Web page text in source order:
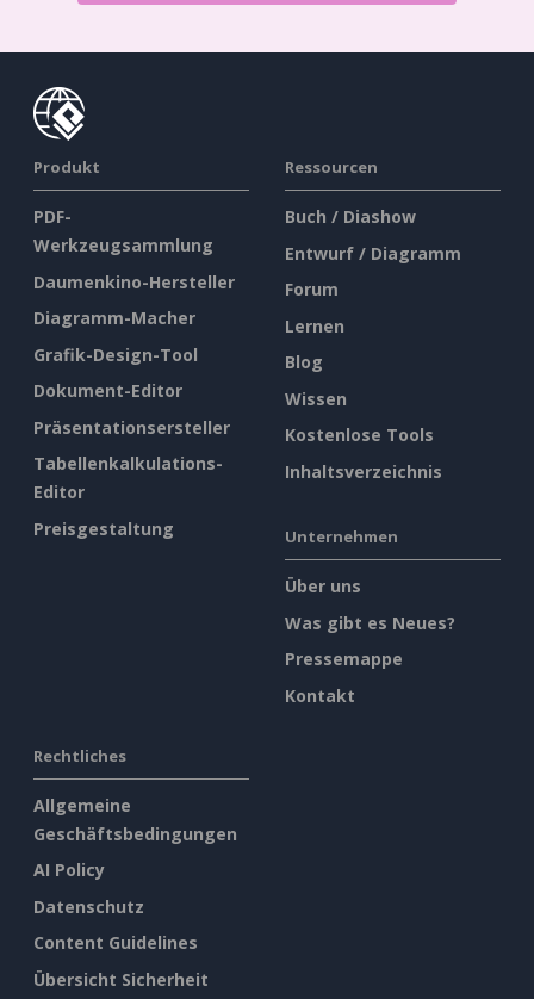
Produkt
PDF-
Werkzeugsammlung
Daumenkino-Hersteller
Diagramm-Macher
Grafik-Design-Tool
Dokument-Editor
Präsentationsersteller
Tabellenkalkulations-
Editor
Preisgestaltung
Ressourcen
Buch / Diashow
Entwurf / Diagramm
Forum
Lernen
Blog
Wissen
Kostenlose Tools
Inhaltsverzeichnis
Unternehmen
Über uns
Was gibt es Neues?
Pressemappe
Kontakt
Rechtliches
Allgemeine
Geschäftsbedingungen
AI Policy
Datenschutz
Content Guidelines
Übersicht Sicherheit